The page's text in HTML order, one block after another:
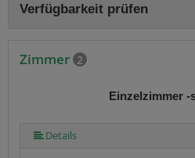
Verfügbarkeit prüfen
Zimmer 2
Einzelzimmer
Details